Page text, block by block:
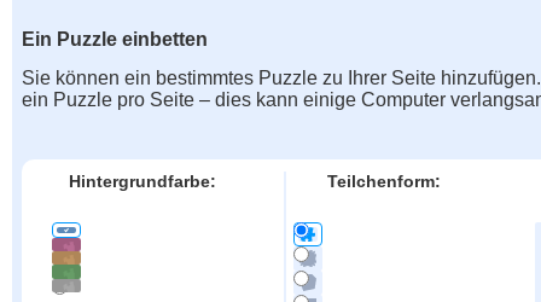
Ein Puzzle einbetten
Sie können ein bestimmtes Puzzle zu Ihrer Seite
ein Puzzle pro Seite – dies kann einige Computer
Hintergrundfarbe: Teilchenform: